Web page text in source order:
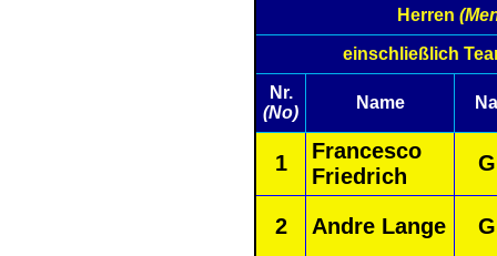
Herren
einschließlich
Nr.
(No)
Name
1
Francesco
Friedrich
2 Andre Lange